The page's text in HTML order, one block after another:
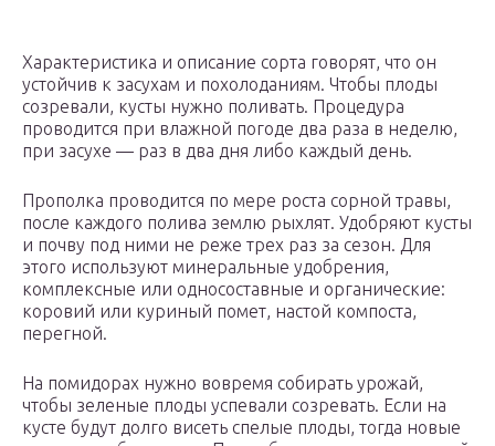
Характеристика и описание сорта говорят, что он
устойчив к засухам и похолоданиям. Чтобы плоды
созревали, кусты нужно поливать. Процедура
проводится при влажной погоде два раза в неделю,
при засухе — раз в два дня либо каждый день.
Прополка проводится по мере роста сорной травы,
после каждого полива землю рыхлят. Удобряют кусты
и почву под ними не реже трех раз за сезон. Для
этого используют минеральные удобрения,
комплексные или односоставные и органические:
коровий или куриный помет, настой компоста,
перегной.
На помидорах нужно вовремя собирать урожай,
чтобы зеленые плоды успевали созревать. Если на
кусте будут долго висеть спелые плоды, тогда новые